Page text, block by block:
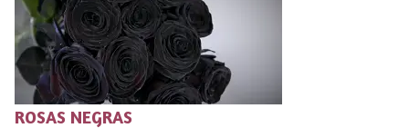
ROSAS NEGRAS